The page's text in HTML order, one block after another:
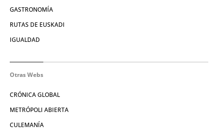
GASTRONOMÍA
RUTAS DE EUSKADI
IGUALDAD
Otras Webs
CRÓNICA GLOBAL
METRÓPOLI ABIERTA
CULEMANÍA